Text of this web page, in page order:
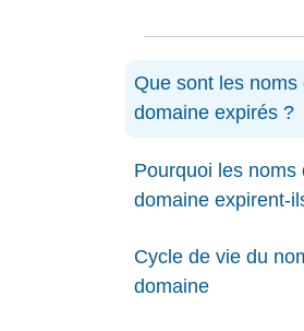
Que sont les noms
domaine expirés ?
Pourquoi les noms
domaine expirent-
Cycle de vie du
domaine